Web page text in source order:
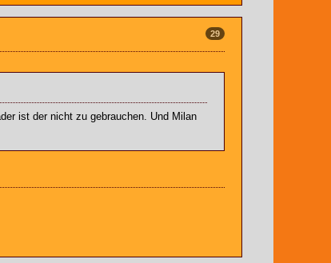
29
ist der nicht zu gebrauchen. Und Milan